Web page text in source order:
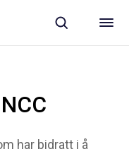
har bidratt i å